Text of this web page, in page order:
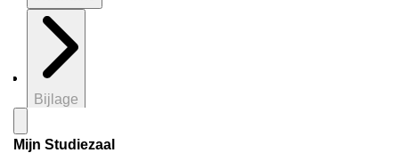
Bijlage
Mijn Studiezaal